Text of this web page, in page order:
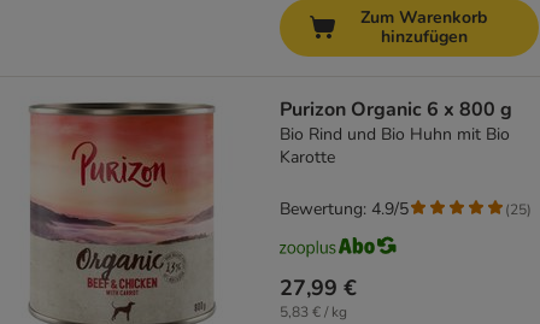
Zum Warenkorb
hinzufügen
Purizon Organic 6 x 800 g
Bio Rind und Bio Huhn mit Bio
Karotte
27,99 €
5,83 € / kg
Bewertung: 4.9/5 (25)